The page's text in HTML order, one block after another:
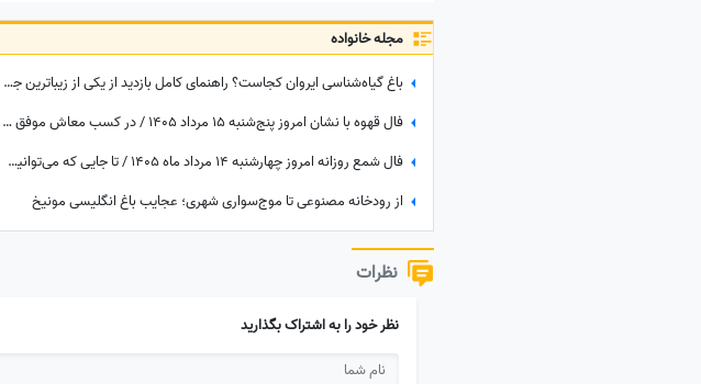
مجله خانواده
باغ گیاه‌شناسی ایروان کجاست؟ راهنمای کامل بازدید از یکی از زیباترین جاذبه‌های طبیعی ارمنستان، مسیر دسترسی، امکانات و بهترین زمان سفر
فال قهوه با نشان امروز پنج‌شنبه 15 مرداد 1405 / در کسب معاش موفق و نیرومند هستید و بر دشمنان غلبه می‌کنید مخصوصا بر ...
فال شمع روزانه امروز چهارشنبه 14 مرداد ماه 1405 / تا جایی که می‌توانید در لحظه حال زندگی کرده و از آن نهایت استفاده را ببرید
از رودخانه مصنوعی تا موج‌سواری شهری؛ عجایب باغ انگلیسی مونیخ
نظرات
نظر خود را به اشتراک بگذارید